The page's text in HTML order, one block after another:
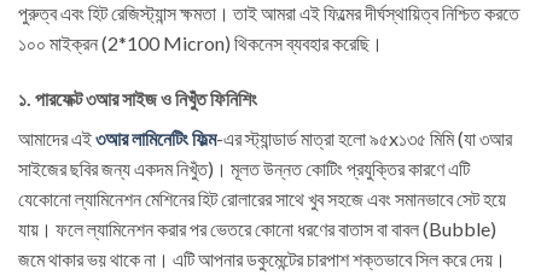
পুরুত্ব এবং হিট রেজিস্ট্যান্স ক্ষমতা। তাই আমরা এই ফিল্মের দীর্ঘস্থায়িত্ব নিশ্চিত করতে
১০০ মাইক্রন (2*100 Micron) থিকনেস ব্যবহার করেছি।
১. পারফেক্ট ৩আর সাইজ ও নিখুঁত ফিনিশিং
আমাদের এই৩আর লামিনেটিং ফিল্ম-এর স্ট্যান্ডার্ড মাত্রা হলো ৯৫x১৩৫ মিমি (যা ৩আর
সাইজের ছবির জন্য একদম নিখুঁত)। মূলত উন্নত কোটিং প্রযুক্তির কারণে এটি
যেকোনো ল্যামিনেশন মেশিনের হিট রোলারের সাথে খুব সহজে এবং সমানভাবে সেট হয়ে
যায়। ফলে ল্যামিনেশন করার পর ভেতরে কোনো ধরণের বাতাস বা বাবল (Bubble)
জমে থাকার ভয় থাকে না। এটি আপনার ডকুমেন্টের চারপাশ শক্তভাবে সিল করে দেয়।